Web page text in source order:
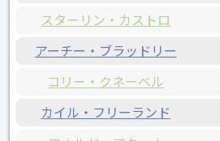
スターリン・カストロ
アーチー・ブラッドリー
コリー・クネーベル
カイル・フリーランド